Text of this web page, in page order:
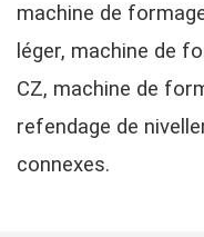
machine de
léger, machine de
CZ, machine de
refendage de
connexes.